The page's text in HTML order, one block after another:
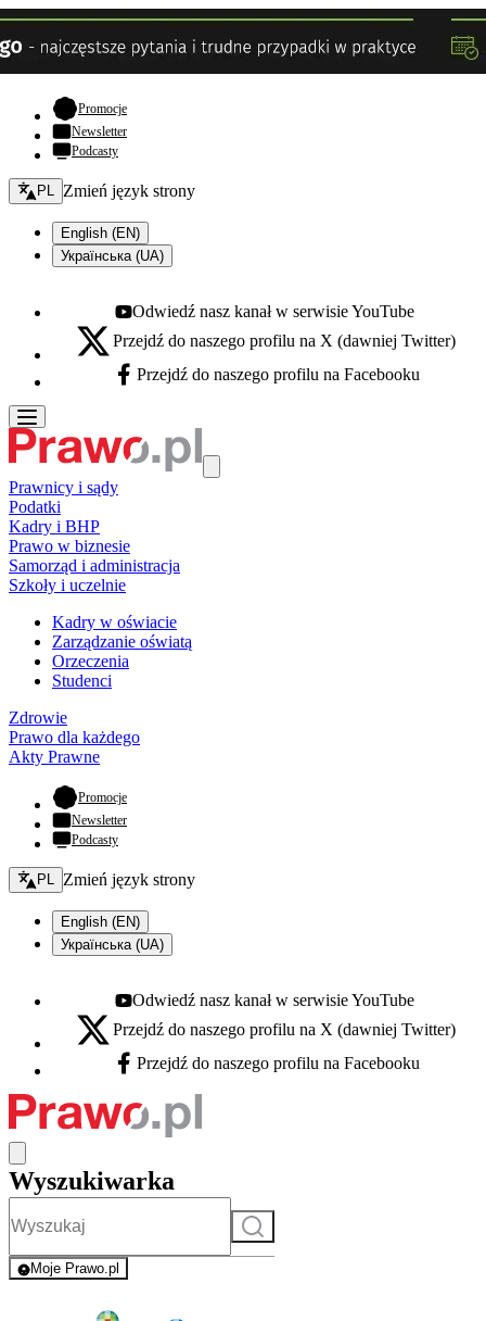
Promocje- otwiera się w nowej karcie
Newsletter
Podcasty
Zmień język - bieżący:
PL Zmień język strony
English (EN)
Українська (UA)
Youtube - otwiera się w nowej karcie
Odwiedź nasz kanał w serwisie YouTube
X - otwiera się w nowej karcie
Przejdź do naszego profilu na X (dawniej Twitter)
Facebook - otwiera się w nowej karcie
Przejdź do naszego profilu na Facebooku
Prawnicy i sądy
Podatki
Kadry i BHP
Prawo w biznesie
Samorząd i administracja
Szkoły i uczelnie
Kadry w oświacie
Zarządzanie oświatą
Orzeczenia
Studenci
Zdrowie
Prawo dla każdego
Akty Prawne
Promocje- otwiera się w nowej karcie
Newsletter
Podcasty
Zmień język - bieżący:
PL Zmień język strony
English (EN)
Українська (UA)
Youtube - otwiera się w nowej karcie
Odwiedź nasz kanał w serwisie YouTube
X - otwiera się w nowej karcie
Przejdź do naszego profilu na X (dawniej Twitter)
Facebook - otwiera się w nowej karcie
Przejdź do naszego profilu na Facebooku
Wyszukiwarka
Szukaj
Moje Prawo.pl
- rejestracja i logowanie do serwisu